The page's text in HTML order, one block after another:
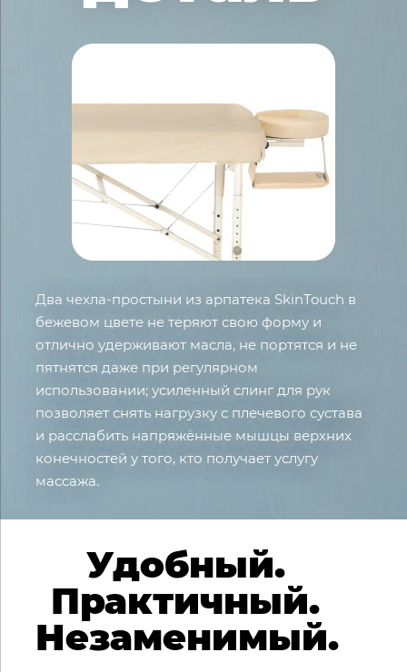
Два чехла-простыни из арпатека SkinTouch в
бежевом цвете не теряют свою форму и
отлично удерживают масла, не портятся и не
пятнятся даже при регулярном
использовании; усиленный слинг для рук
позволяет снять нагрузку с плечевого сустава
и расслабить напряжённые мышцы верхних
конечностей у того, кто получает услугу
массажа.
Удобный.
Практичный.
Незаменимый.